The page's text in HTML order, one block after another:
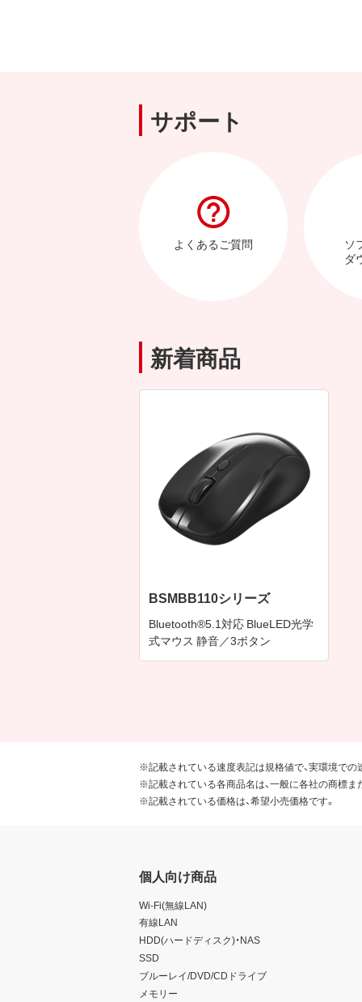
サポート
よくあるご質問
ソ
ダ
新着商品
BSMBB110シリーズ
Bluetooth®5.1対応 BlueLED光学
式マウス 静音／3ボタン
※記載されている速度表記は規格値で、実環境での
※記載されている各商品名は、一般に各社の商標ま
※記載されている価格は、希望小売価格です。
個人向け商品
Wi-Fi(無線LAN)
有線LAN
HDD(ハードディスク)・NAS
SSD
ブルーレイ/DVD/CDドライブ
メモリー